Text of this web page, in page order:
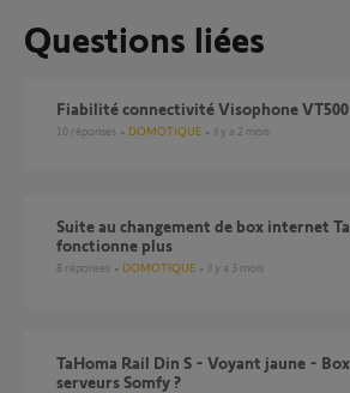
Questions liées
Fiabilité connectivité Visophone VT500
10 réponses DOMOTIQUE il y a 2 mois
Suite au changement de box internet Tahoma DIN rail ne
fonctionne plus
8 réponses DOMOTIQUE il y a 3 mois
TaHoma Rail Din S - Voyant jaune - Box deconnectee des
serveurs Somfy ?